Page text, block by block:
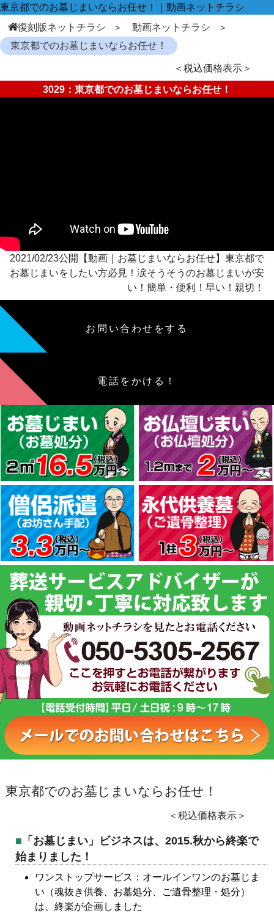
東京都でのお墓じまいならお任せ！｜動画ネットチラシ
復刻版ネットチラシ
動画ネットチラシ
東京都でのお墓じまいならお任せ！
＜税込価格表示＞
3029：東京都でのお墓じまいならお任せ！
2021/02/23公開【動画｜お墓じまいならお任せ】東京都で
お墓じまいをしたい方必見！涙そうそうのお墓じまいが安
い！簡単・便利！早い！親切！
お問い合わせをする
電話をかける！
東京都でのお墓じまいならお任せ！
＜税込価格表示＞
「お墓じまい」ビジネスは、2015.秋から終楽で
始まりました！
ワンストップサービス：オールインワンのお墓じま
い（魂抜き供養、お墓処分、ご遺骨整理・処分）
は、終楽が企画しました